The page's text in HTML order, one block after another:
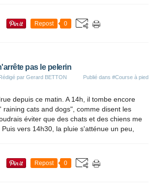
Repost 0
pas le pelerin
par Gerard BETTON Publié dans #Course à pied
depuis ce matin. A 14h, il tombe encore
raining cats and dogs", comme disent les
éviter que des chats et des chiens me
vers 14h30, la pluie s'atténue un peu,
Repost 0